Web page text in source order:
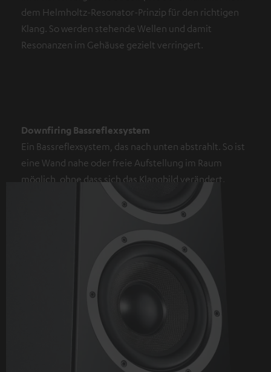
dem Helmholtz-Resonator-Prinzip für den richtigen
Klang. So werden stehende Wellen und damit
Resonanzen im Gehäuse gezielt verringert.
Downfiring Bassreflexsystem
Ein Bassreflexsystem, das nach unten abstrahlt. So ist
eine Wand nahe oder freie Aufstellung im Raum
möglich, ohne dass sich das Klangbild verändert.